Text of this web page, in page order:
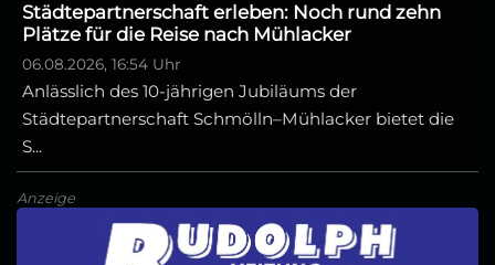
Städtepartnerschaft erleben: Noch rund zehn
Plätze für die Reise nach Mühlacker
06.08.2026, 16:54 Uhr
Anlässlich des 10-jährigen Jubiläums der
Städtepartnerschaft Schmölln–Mühlacker bietet die
S...
Anzeige